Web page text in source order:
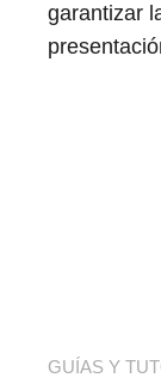
garantizar
GUÍAS Y